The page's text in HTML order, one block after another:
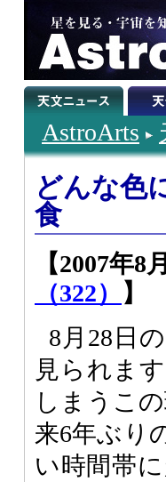
AstroArts
どんな色
食
【2007年8
（322）
】
8月28日
見られま
しまうこ
来6年ぶり
い時間帯